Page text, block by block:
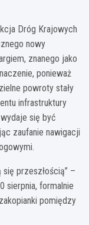
Dróg Krajowych
nowy
znanego jako
ponieważ
powroty stały
infrastruktury
się być
zaufanie nawigacji
przeszłością” –
sierpnia, formalnie
pomiędzy